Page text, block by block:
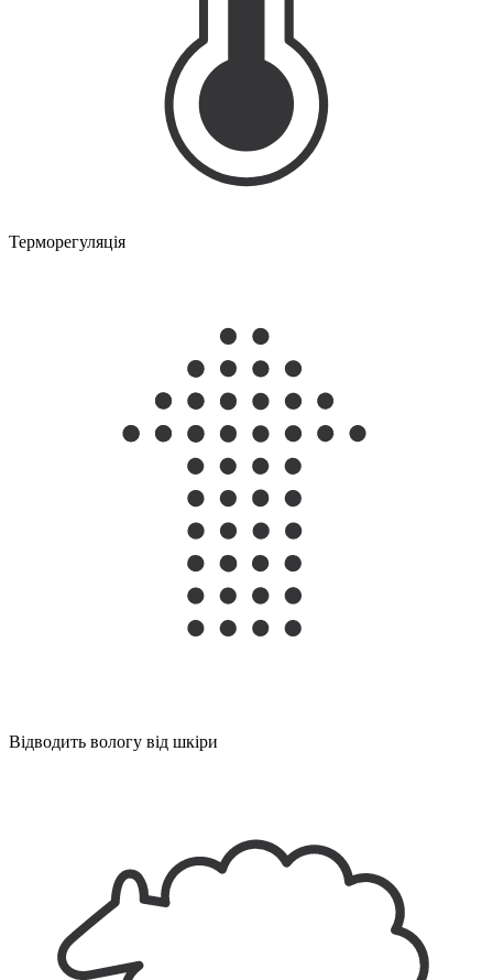
Терморегуляція
Відводить вологу від шкіри